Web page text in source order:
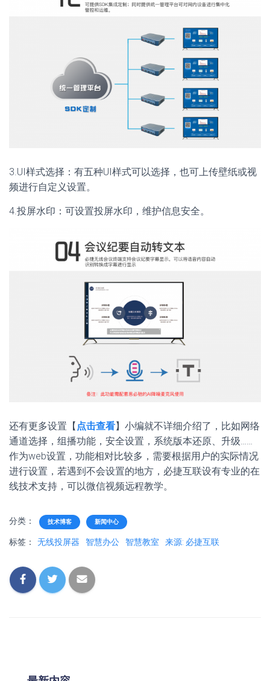
3.UI样式选择：有五种UI样式可以选择，也可上传壁纸或视
频进行自定义设置。
4.投屏水印：可设置投屏水印，维护信息安全。
还有更多设置【 点击查看】小编就不详细介绍了，比如网络
通道选择，组播功能，安全设置，系统版本还原、升级……
作为web设置，功能相对比较多，需要根据用户的实际情况
进行设置，若遇到不会设置的地方，必捷互联设有专业的在
线技术支持，可以微信视频远程教学。
分类： 技术博客 新闻中心
标签： 无线投屏器 智慧办公 智慧教室 来源: 必捷互联